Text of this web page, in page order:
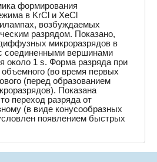
формирования
в KrCl и XeCl
возбуждаемых
разрядом. Показано,
микроразрядов в
соединенными вершинами
около 1 s. Форма разряда при
(во время первых
(перед образованием
Показана
переход разряда от
(в виде конусообразных
появлением быстрых